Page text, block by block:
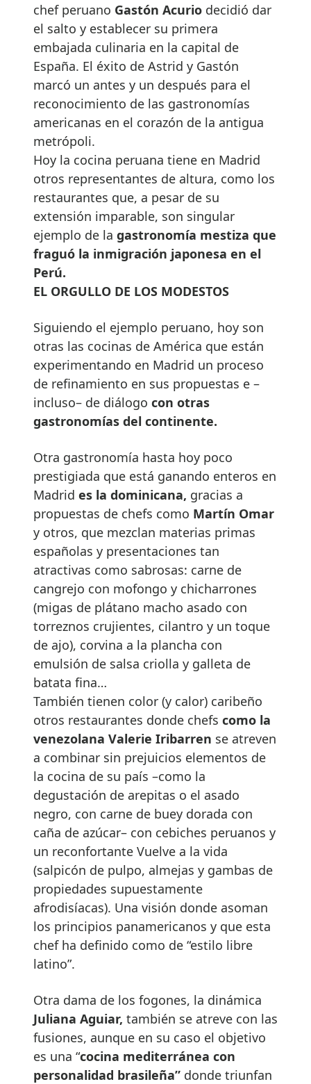
chef peruano Gastón Acurio decidió dar
el salto y establecer su primera
embajada culinaria en la capital de
España. El éxito de Astrid y Gastón
marcó un antes y un después para el
reconocimiento de las gastronomías
americanas en el corazón de la antigua
metrópoli.
Hoy la cocina peruana tiene en Madrid
otros representantes de altura, como los
restaurantes que, a pesar de su
extensión imparable, son singular
ejemplo de la gastronomía mestiza que
fraguó la inmigración japonesa en el
Perú.
EL ORGULLO DE LOS MODESTOS
Siguiendo el ejemplo peruano, hoy son
otras las cocinas de América que están
experimentando en Madrid un proceso
de refinamiento en sus propuestas e –
incluso– de diálogo con otras
gastronomías del continente.
Otra gastronomía hasta hoy poco
prestigiada que está ganando enteros en
Madrid es la dominicana, gracias a
propuestas de chefs como Martín Omar
y otros, que mezclan materias primas
españolas y presentaciones tan
atractivas como sabrosas: carne de
cangrejo con mofongo y chicharrones
(migas de plátano macho asado con
torreznos crujientes, cilantro y un toque
de ajo), corvina a la plancha con
emulsión de salsa criolla y galleta de
batata fina…
También tienen color (y calor) caribeño
otros restaurantes donde chefs como la
venezolana Valerie Iribarren se atreven
a combinar sin prejuicios elementos de
la cocina de su país –como la
degustación de arepitas o el asado
negro, con carne de buey dorada con
caña de azúcar– con cebiches peruanos y
un reconfortante Vuelve a la vida
(salpicón de pulpo, almejas y gambas de
propiedades supuestamente
afrodisíacas). Una visión donde asoman
los principios panamericanos y que esta
chef ha definido como de “estilo libre
latino”.
Otra dama de los fogones, la dinámica
Juliana Aguiar, también se atreve con las
fusiones, aunque en su caso el objetivo
es una “cocina mediterránea con
personalidad brasileña” donde triunfan